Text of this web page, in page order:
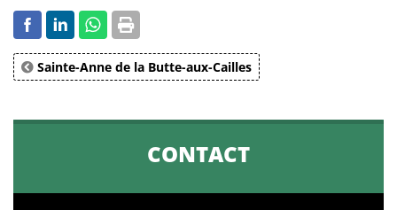
Sainte-Anne de la Butte-aux-Cailles
CONTACT